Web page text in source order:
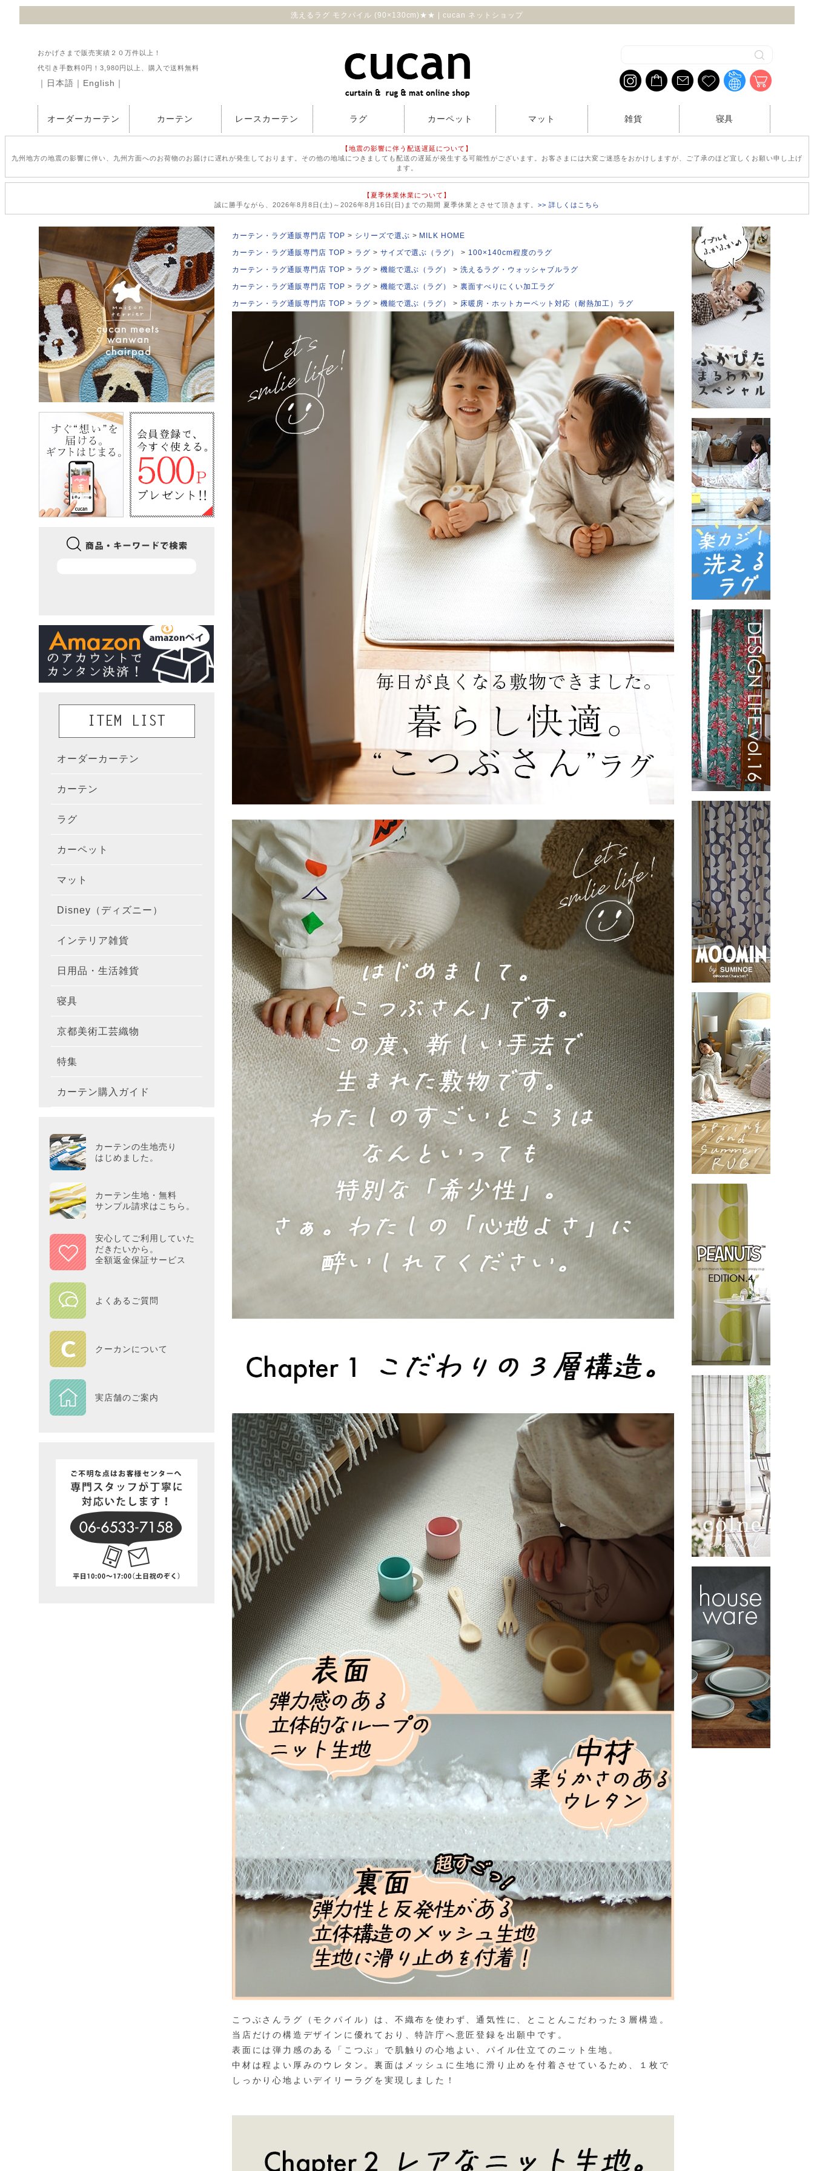
洗えるラグ モクパイル (90×130cm)★★ | cucan ネットショップ
おかげさまで販売実績２０万件以上！
代引き手数料0円！3,980円以上、購入で送料無料
｜ 日本語 ｜ English ｜
オーダーカーテン カーテン レースカーテン ラグ カーペット マット 雑貨 寝具
【地震の影響に伴う配送遅延について】
九州地方の地震の影響に伴い、九州方面へのお荷物のお届けに遅れが発生しております。その他の地域につきましても配送の遅延が発生する可能性がございます。お客さまには大変ご迷惑をおかけしますが、ご了承のほど宜しくお願い申し上げ
ます。
【夏季休業休業について】
誠に勝手ながら、2026年8月8日(土)～2026年8月16日(日)までの期間 夏季休業とさせて頂きます。>> 詳しくはこちら
オーダーカーテン かんたん！オーダー注文へ
カーテンサイズの測り方
カーテン生地 無料サンプル
DESIGN LIFE
NEXTHOME
防炎
カーテン
遮光カーテン
100×135cm（遮光カーテン）
100×178cm（遮光カーテン）
100×200cm（遮光カーテン）
厚地カーテン
100×135cm（厚地カーテン）
100×178cm（厚地カーテン）
100×200cm（厚地カーテン）
レースカーテン
100×133cm(レースカーテン)
100×176cm(レースカーテン)
100×198cm(レースカーテン)
カーテンを機能で選ぶ
1級遮光カーテン
防炎カーテン
ミラーレースカーテン
遮熱レースカーテン
防炎レースカーテン
カーテンをテイストで選ぶ
花・植物柄(厚地カーテン)
モダン柄(厚地カーテン)
無地・無地調(厚地カーテン)
花・植物柄(レースカーテン)
無地・無地調(レースカーテン)
カーテン生地 無料サンプル
DESIGN LIFE
colne
防炎
カーテンデザイン一覧
既成カーテンサイズの選び方
ラグ ラグをサイズで選ぶ
100×140cm程度
140×200cm程度
170×220cm程度
200×200cm程度
200×250cm程度
220×250cm程度
100×100cm（円形）
150×150cm（円形）
200×200cm（円形）
その他のサイズ
ラグを機能で選ぶ
床暖房/ホットカーペット対応
防音ラグ
防炎ラグ
防ダニラグ
アレルゲン抑制ラグ
消臭ラグ
洗えるラグ
滑り止め加工ラグ
冷感・涼感ラグ
吸湿・発熱ラグ
ラグのサイズの選び方
ラグの選び方講座
ラグのお手入れ方法
カーペット カーペットをサイズで選ぶ
176×176cm（江戸間2畳）
176×261cm（江戸間3畳）
261×261cm（江戸間4.5畳）
261×352cm（江戸間6畳）
352×352cm（江戸間8畳）
191×191cm（本間2畳）
191×286cm（本間3畳）
286×286cm（本間4.5畳）
286×382cm（本間6畳）
タイルカーペット
カーペットのサイズの選び方
カーペットの選び方講座
カーペットのお手入れ方法
カーペットデザイン一覧
マット 玄関マット
約45×75cm
約50×80cm
約55×85cm
約60×90cm
約70×120cm
円形・変形サイズ
キッチンマット
約45×60cm
約45×120cm
約45×180cm
約45×240cm
約45×270cm
マットを機能で選ぶ
洗えるマット
滑り止め加工
マットのお手入れ方法
マットデザイン一覧
Disney（ディズニー） オーダーカーテン
カーテン
ラグ
マット
雑貨
キャラクターで選ぶ
ミッキー／MICKEY
プー／POOH
アリス／ALICE
ディズニープリンセス／DISNEY PRINCESS
プレミアムコレクション
インテリア雑貨 クッションカバー
スリッパ
トイレタリー
布・生地
日用品・生活雑貨 キッチン収納・ラック
キッチン小物
リビング用品
玄関用品
バス・トイレ・ランドリー
シリーズで選ぶ
Tower タワー
Tosca トスカ
寝具 布団カバー
敷きパッド
枕
京都美術工芸織物 風呂敷
テーブルセンター
革小物
特集 北欧インテリア特集
colne
MOOMIN（ムーミン）
PEANUTS（ピーナッツ）
Saana ja Olli（サーナヤオッリ）
Disney（ディズニー）
ずっと使えるプロジェクト
DESIGN LIFE
NEXTHOME
BIG SIZE RUG
在庫一掃アウトレット
カーテン購入ガイド カーテンサイズの測り方
カーテンサイズの選び方
カーテンの形状記憶加工
ミラーレースカーテンとは？
カーテンの生地売り
はじめました。
カーテン生地・無料
サンプル請求はこちら。
安心してご利用していた
だきたいから。
全額返金保証サービス
よくあるご質問
クーカンについて
実店舗のご案内
カーテン・ラグ通販専門店 TOP シリーズで選ぶ
MILK HOME
カーテン・ラグ通販専門店 TOP
ラグ サイズで選ぶ（ラグ）
100×140cm程度のラグ
カーテン・ラグ通販専門店 TOP
ラグ 機能で選ぶ（ラグ）
洗えるラグ・ウォッシャブルラグ
カーテン・ラグ通販専門店 TOP
ラグ 機能で選ぶ（ラグ）
裏面すべりにくい加工ラグ
カーテン・ラグ通販専門店 TOP
ラグ 機能で選ぶ（ラグ） 床暖房・ホットカーペット対応（耐熱加工）ラグ
こつぶさんラグ（モクパイル）は、不織布を使わず、通気性に、とことんこだわった３層構造。
当店だけの構造デザインに優れており、特許庁へ意匠登録を出願中です。
表面には弾力感のある「こつぶ」で肌触りの心地よい、パイル仕立てのニット生地。
中材は程よい厚みのウレタン。裏面はメッシュに生地に滑り止めを付着させているため、１枚で
しっかり心地よいデイリーラグを実現しました！